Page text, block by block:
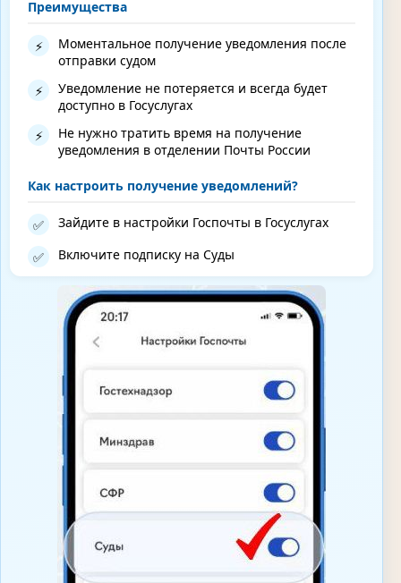
Преимущества
⚡
Моментальное получение уведомления после
отправки судом
⚡
Уведомление не потеряется и всегда будет
доступно в Госуслугах
⚡
Не нужно тратить время на получение
уведомления в отделении Почты России
Как настроить получение уведомлений?
✅ Зайдите в настройки Госпочты в Госуслугах
✅ Включите подписку на Суды